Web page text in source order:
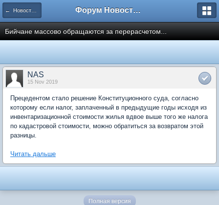
← Новости рынка недвижимости Форум Новостройки
Бийчане массово обращаются за перерасчетом...
NAS
15 Nov 2019
Прецедентом стало решение Конституционного суда, согласно
которому если налог, заплаченный в предыдущие годы исходя из
инвентаризационной стоимости жилья вдвое выше того же налога
по кадастровой стоимости, можно обратиться за возвратом этой
разницы.
Читать дальше
Полная версия